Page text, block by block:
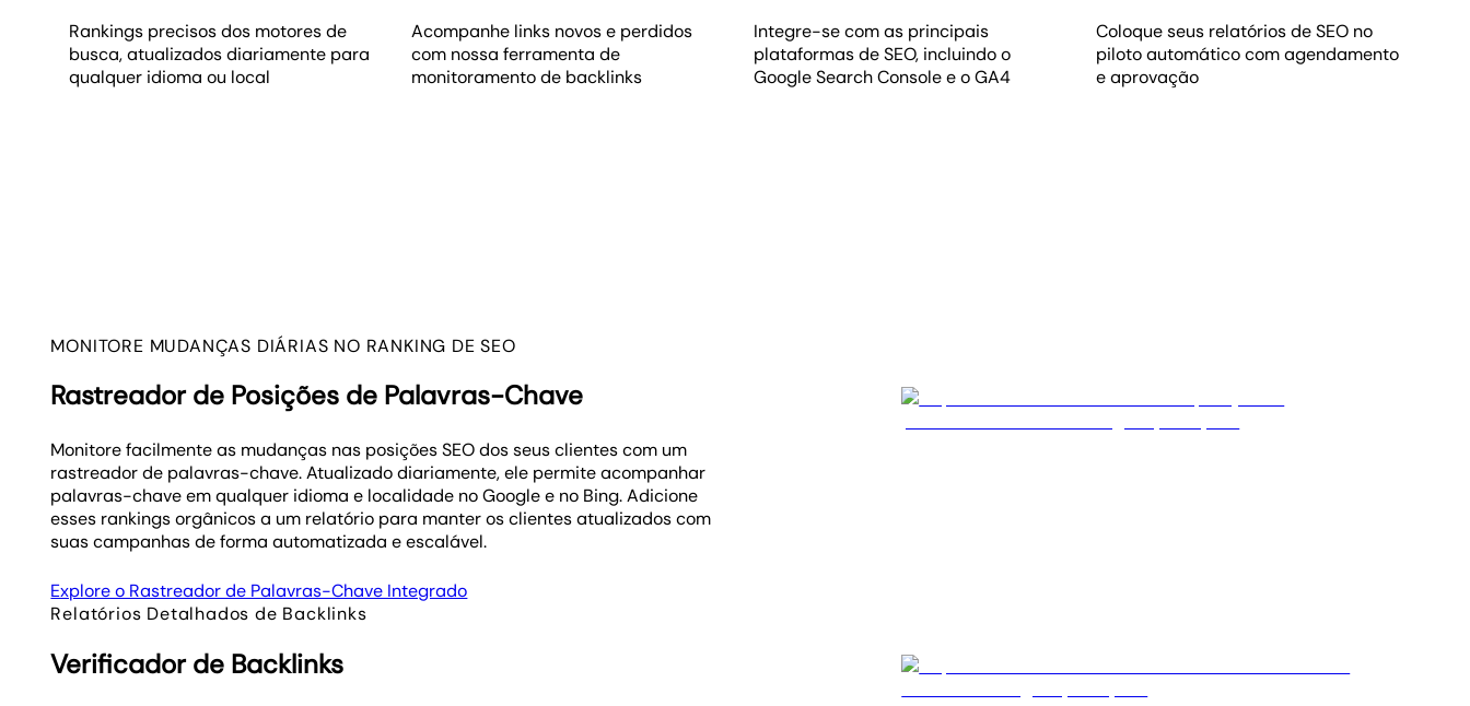
Rankings precisos dos motores de
busca, atualizados diariamente para
qualquer idioma ou local
Acompanhe links novos e perdidos
com nossa ferramenta de
monitoramento de backlinks
Integre-se com as principais
plataformas de SEO, incluindo o
Google Search Console e o GA4
Coloque seus relatórios de SEO no
piloto automático com agendamento
e aprovação
MONITORE MUDANÇAS DIÁRIAS NO RANKING DE SEO
Rastreador de Posições de Palavras-Chave
Monitore facilmente as mudanças nas posições SEO dos seus clientes com um
rastreador de palavras-chave. Atualizado diariamente, ele permite acompanhar
palavras-chave em qualquer idioma e localidade no Google e no Bing. Adicione
esses rankings orgânicos a um relatório para manter os clientes atualizados com
suas campanhas de forma automatizada e escalável.
Explore o Rastreador de Palavras-Chave Integrado
Relatórios Detalhados de Backlinks
Verificador de Backlinks